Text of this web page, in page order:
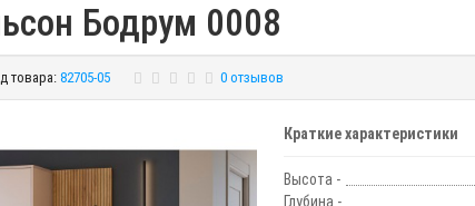
Бодрум 0008
товара: 82705-05 0 отзывов
Краткие характеристики
Высота -
Глубина -